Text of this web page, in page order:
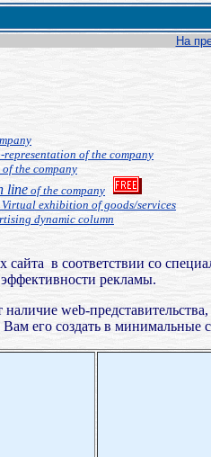
На
of the company
the company
lineof the company
exhibition of goods/services
dynamic column
сайта в соответствии со
рекламы.
наличие web-
его создать в минимальные